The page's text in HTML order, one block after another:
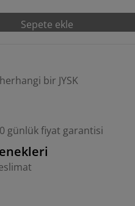
Sepete ekle
bir JYSK
günlük fiyat garantisi